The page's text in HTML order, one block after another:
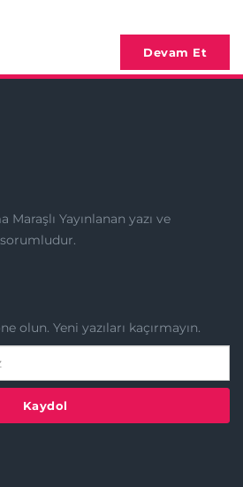
Devam Et
Maraşlı Yayınlanan yazı ve
olun. Yeni yazıları kaçırmayın.
Kaydol